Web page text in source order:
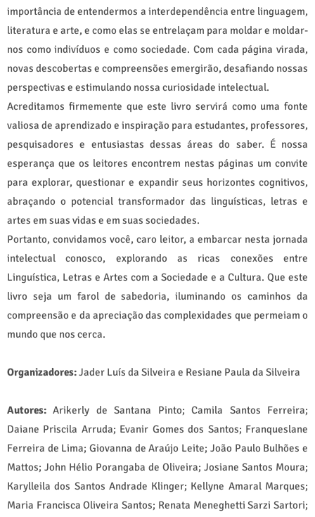
importância de entendermos a interdependência entre linguagem,
literatura e arte, e como elas se entrelaçam para moldar e moldar-
nos como indivíduos e como sociedade. Com cada página virada,
novas descobertas e compreensões emergirão, desafiando nossas
perspectivas e estimulando nossa curiosidade intelectual.
Acreditamos firmemente que este livro servirá como uma fonte
valiosa de aprendizado e inspiração para estudantes, professores,
pesquisadores e entusiastas dessas áreas do saber. É nossa
esperança que os leitores encontrem nestas páginas um convite
para explorar, questionar e expandir seus horizontes cognitivos,
abraçando o potencial transformador das linguísticas, letras e
artes em suas vidas e em suas sociedades.
Portanto, convidamos você, caro leitor, a embarcar nesta jornada
intelectual conosco, explorando as ricas conexões entre
Linguística, Letras e Artes com a Sociedade e a Cultura. Que este
livro seja um farol de sabedoria, iluminando os caminhos da
compreensão e da apreciação das complexidades que permeiam o
mundo que nos cerca.
Organizadores:Jader Luís da Silveira e Resiane Paula da Silveira
Autores:Arikerly de Santana Pinto; Camila Santos Ferreira;
Daiane Priscila Arruda; Evanir Gomes dos Santos; Franqueslane
Ferreira de Lima; Giovanna de Araújo Leite; João Paulo Bulhões e
Mattos; John Hélio Porangaba de Oliveira; Josiane Santos Moura;
Karylleila dos Santos Andrade Klinger; Kellyne Amaral Marques;
Maria Francisca Oliveira Santos; Renata Meneghetti Sarzi Sartori;